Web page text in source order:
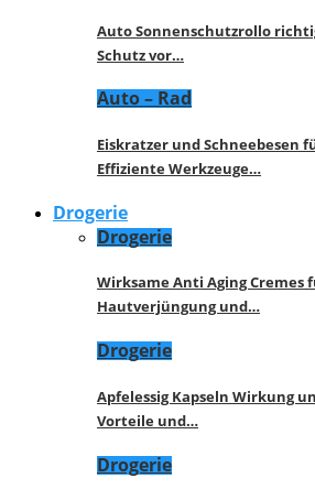
Auto Sonnenschutzrollo
Schutz vor…
Auto – Rad
Eiskratzer und Schneebesen
Effiziente Werkzeuge…
Drogerie
Drogerie
Wirksame Anti Aging Cremes
Hautverjüngung und…
Drogerie
Apfelessig Kapseln Wirkung
Vorteile und…
Drogerie